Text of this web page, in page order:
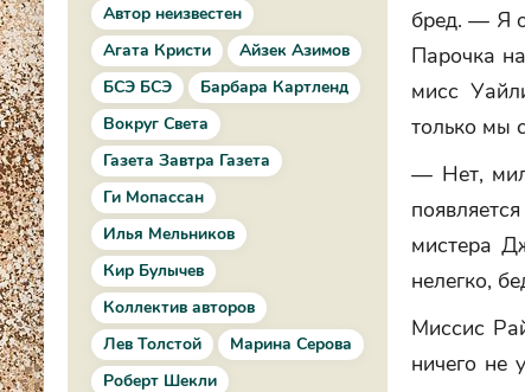
Автор неизвестен
Агата Кристи
Айзек Азимов
БСЭ БСЭ
Барбара Картленд
Вокруг Света
Газета Завтра Газета
Ги Мопассан
Илья Мельников
Кир Булычев
Коллектив авторов
Лев Толстой
Марина Серова
Роберт Шекли
бред. — Я
Парочка
мисс
только мы
— Нет,
мистера
нелегко,
Миссис
ничего не